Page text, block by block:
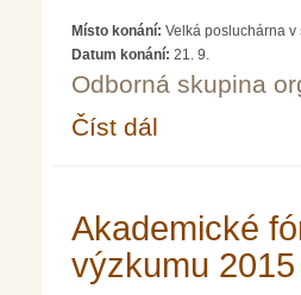
Místo konání: Velká posluchárna v
Datum konání: 21. 9.
Odborná skupina
Číst dál
Akademické
výzkumu 2015